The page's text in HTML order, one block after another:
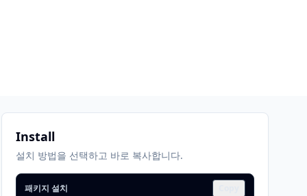
Install
설치 방법을 선택하고 바로 복사합니다.
패키지 설치